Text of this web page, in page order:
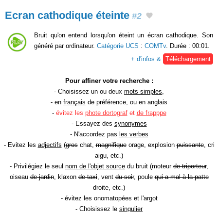
Ecran cathodique éteinte #2
Bruit qu'on entend lorsqu'on éteint un écran cathodique. Son
généré par ordinateur. Catégorie UCS : COMTv. Durée : 00:01.
+ d'infos &
Téléchargement
Pour affiner votre recherche :
- Choisissez un ou deux mots simples
- en français de préférence, ou en anglais
- évitez les phote dortografet de frapppe
- Essayez des synonymes
- N'accordez pas les verbes
- Evitez les adjectifs (groschat,magnifiqueorage, explosionpuissante, cri
aigu , etc.)
- Privilégiez le seul nom de l'objet source du bruit (moteur de triporteur,
oiseaude jardin, klaxonde taxi, ventdu soir, poulequi a mal à la patte
droite , etc.)
- évitez les onomatopées et l'argot
- Choisissez le singulier